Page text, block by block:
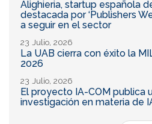
Alighieria, startup española
destacada por ‘Publishers
a seguir en el sector
23 Julio, 2026
La UAB cierra con éxito la
2026
23 Julio, 2026
El proyecto IA-COM publica
investigación en materia de